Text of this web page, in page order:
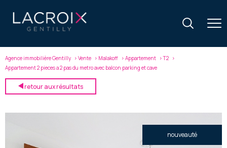
Agence immobilière Gentilly Vente Malakoff Appartement
T2
Appartement 2 pieces a 2 pas du metro avec balcon parking et cave
retour aux résultats
nouveauté